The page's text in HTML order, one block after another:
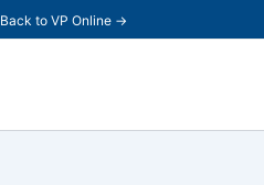
Back to VP Online →